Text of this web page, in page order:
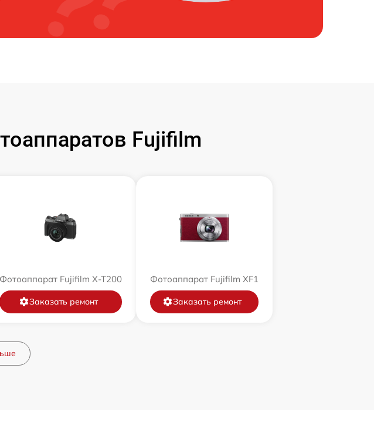
Fujifilm
Фотоаппарат Fujifilm X-T200
Заказать ремонт
Фотоаппарат Fujifilm XF1
Заказать ремонт